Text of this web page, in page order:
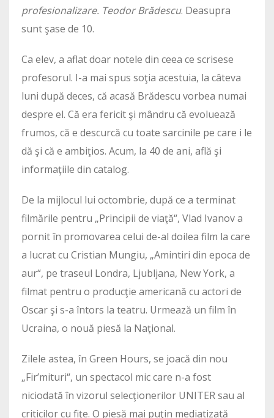
profesionalizare. Teodor Brădescu. Deasupra
sunt şase de 10.
Ca elev, a aflat doar notele din ceea ce scrisese
profesorul. I-a mai spus soţia acestuia, la câteva
luni după deces, că acasă Brădescu vorbea numai
despre el. Că era fericit şi mândru că evoluează
frumos, că e descurcă cu toate sarcinile pe care i le
dă şi că e ambiţios. Acum, la 40 de ani, află şi
informaţiile din catalog.
De la mijlocul lui octombrie, după ce a terminat
filmările pentru „Principii de viaţă“, Vlad Ivanov a
pornit în promovarea celui de-al doilea film la care
a lucrat cu Cristian Mungiu, „Amintiri din epoca de
aur“, pe traseul Londra, Ljubljana, New York, a
filmat pentru o producţie americană cu actori de
Oscar şi s-a întors la teatru. Urmează un film în
Ucraina, o nouă piesă la Naţional.
Zilele astea, în Green Hours, se joacă din nou
„Fir’mituri“, un spectacol mic care n-a fost
niciodată în vizorul selecţionerilor UNITER sau al
criticilor cu fiţe. O piesă mai puţin mediatizată